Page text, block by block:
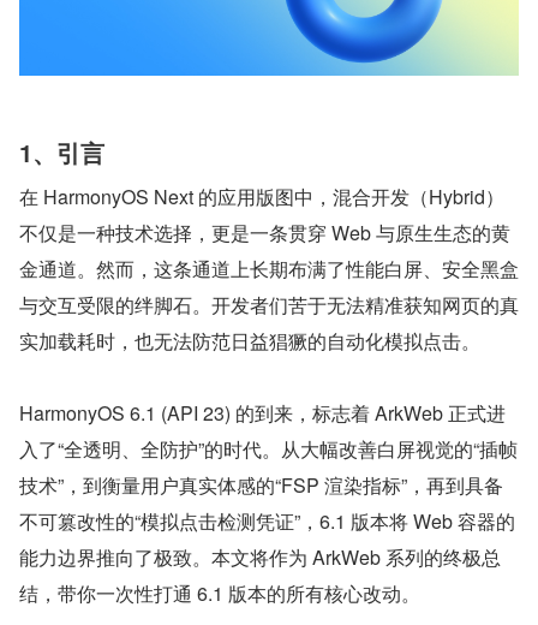
1、引言
在 HarmonyOS Next 的应用版图中，混合开发（Hybrid）
不仅是一种技术选择，更是一条贯穿 Web 与原生生态的黄
金通道。然而，这条通道上长期布满了性能白屏、安全黑盒
与交互受限的绊脚石。开发者们苦于无法精准获知网页的真
实加载耗时，也无法防范日益猖獗的自动化模拟点击。
HarmonyOS 6.1 (API 23) 的到来，标志着 ArkWeb 正式进
入了“全透明、全防护”的时代。从大幅改善白屏视觉的“插帧
技术”，到衡量用户真实体感的“FSP 渲染指标”，再到具备
不可篡改性的“模拟点击检测凭证”，6.1 版本将 Web 容器的
能力边界推向了极致。本文将作为 ArkWeb 系列的终极总
结，带你一次性打通 6.1 版本的所有核心改动。